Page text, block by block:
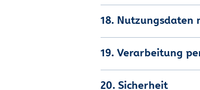
18. Nutzungsdaten
19. Verarbeitung
20. Sicherheit